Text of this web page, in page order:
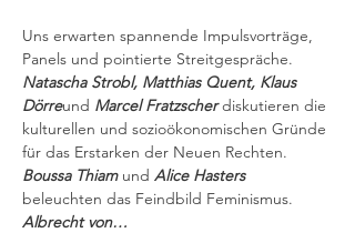
Uns erwarten spannende Impulsvorträge,
Panels und pointierte Streitgespräche.
Natascha Strobl, Matthias Quent, Klaus
Dörreund Marcel Fratzscher diskutieren die
kulturellen und sozioökonomischen Gründe
für das Erstarken der Neuen Rechten.
Boussa Thiam und Alice Hasters
beleuchten das Feindbild Feminismus.
Albrecht von…